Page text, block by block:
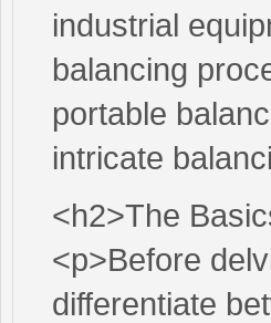
industrial
balancing
portable
intricate
<h2>The
<p>Before
differentiate